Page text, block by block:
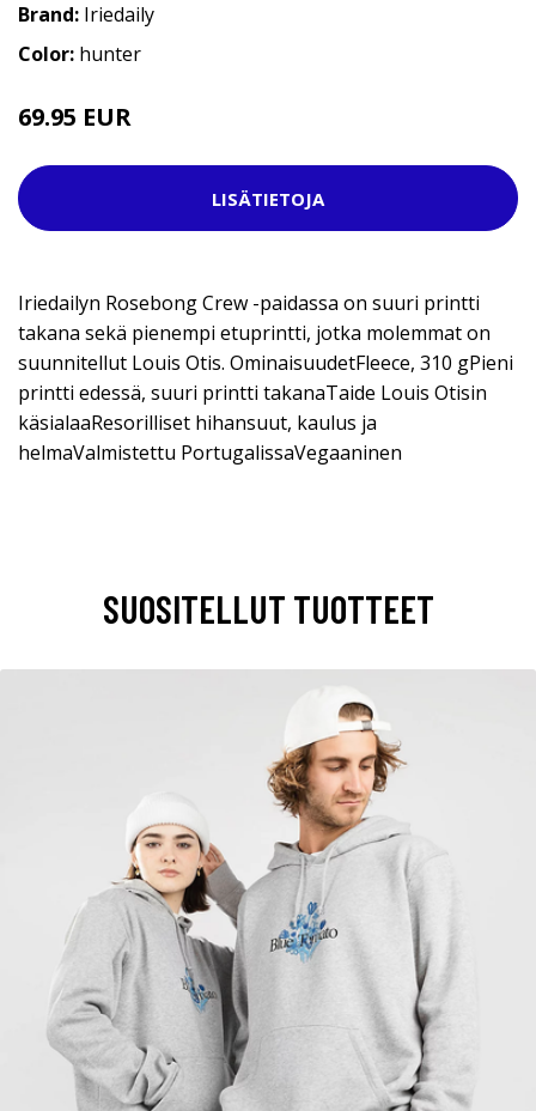
Brand: Iriedaily
Color: hunter
69.95 EUR
LISÄTIETOJA
Iriedailyn Rosebong Crew -paidassa on suuri printti
takana sekä pienempi etuprintti, jotka molemmat on
suunnitellut Louis Otis. OminaisuudetFleece, 310 gPieni
printti edessä, suuri printti takanaTaide Louis Otisin
käsialaaResorilliset hihansuut, kaulus ja
helmaValmistettu PortugalissaVegaaninen
SUOSITELLUT TUOTTEET